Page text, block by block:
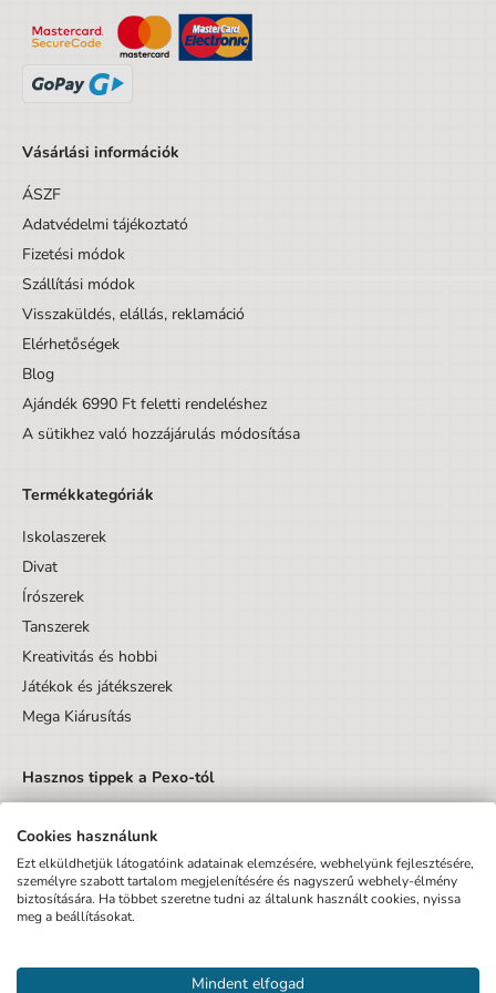
Korig
Készlet/Szett/Csomag
Minta
Vásárlási információk
ÁSZF
Adatvédelmi tájékoztató
Fizetési módok
Szállítási módok
Visszaküldés, elállás, reklamáció
Elérhetőségek
Blog
Ajándék 6990 Ft feletti rendeléshez
A sütikhez való hozzájárulás módosítása
Termékkategóriák
Iskolaszerek
Divat
Írószerek
Tanszerek
Kreativitás és hobbi
Játékok és játékszerek
Mega Kiárusítás
Hasznos tippek a Pexo-tól
Küldés
Elfogadom az Adatvédelmi tájékoztatót és hozzájárulok, hogy
Cookies használunk
Ezt elküldhetjük látogatóink adatainak elemzésére, webhelyünk fejlesztésére,
személyre szabott tartalom megjelenítésére és nagyszerű webhely-élmény
biztosítására. Ha többet szeretne tudni az általunk használt cookies, nyissa
meg a beállításokat.
Mindent elfogad